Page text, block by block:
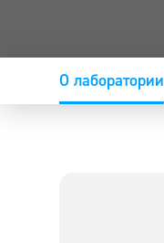
О лаборатории